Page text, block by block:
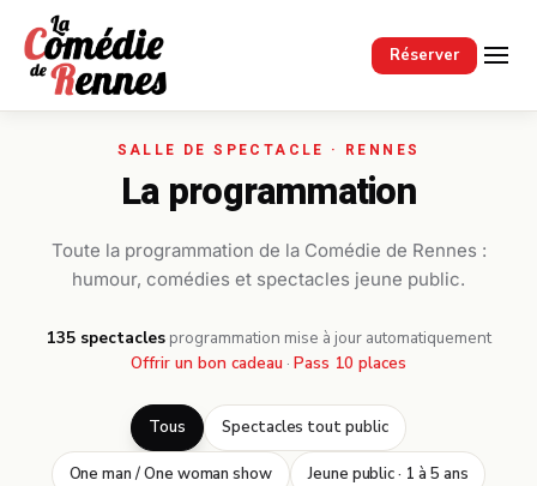
Réserver
Passer au contenu principal
La programmation
Toute la programmation de la Comédie de Rennes :
humour, comédies et spectacles jeune public.
135 spectacles· programmation mise à jour automatiquement
Offrir un bon cadeau · Pass 10 places
Tous Spectacles tout public
One man / One woman show Jeune public · 1 à 5 ans